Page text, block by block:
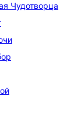
Чудотворца